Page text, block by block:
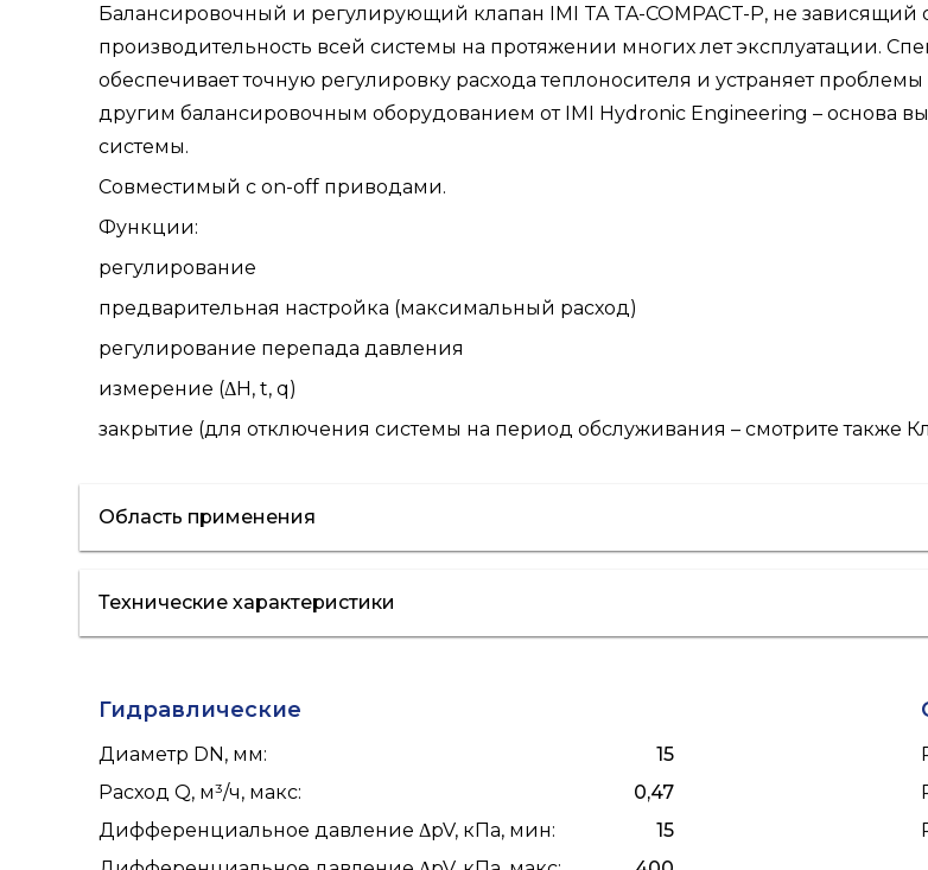
Балансировочный и регулирующий клапан IMI TA TA-COMPACT-P, не
производительность всей системы на протяжении многих лет эксплуатации.
обеспечивает точную регулировку расхода теплоносителя и устраняет
другим балансировочным оборудованием от IMI Hydronic Engineering – основа
системы.
Совместимый с on-off приводами.
Функции:
регулирование
предварительная настройка (максимальный расход)
регулирование перепада давления
измерение (ΔH, t, q)
закрытие (для отключения системы на период обслуживания – смотрите также
Область применения
отопление
Технические характеристики
Гидравлические
Диаметр DN, мм:
15
Расход Q, м³/ч, макс:
0,47
Дифференциальное давление ΔpV, кПа, мин:
15